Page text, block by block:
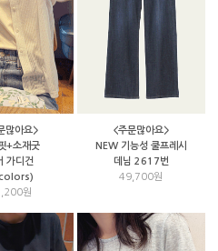
많아요>
+소재굿
가디건
원
<주문많아요>
NEW 기능성 쿨프레시
데님 2617번
49,700원